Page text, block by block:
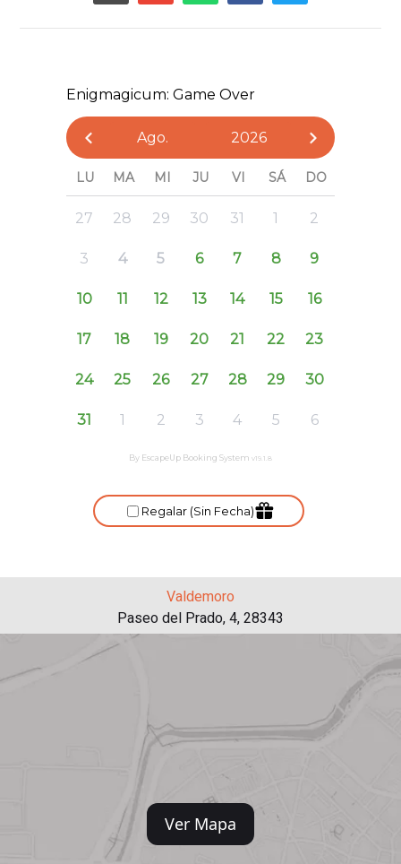
Valdemoro
Paseo del Prado, 4, 28343
Ver Mapa